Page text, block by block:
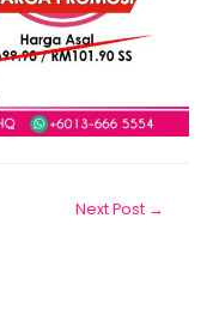
Next Post →